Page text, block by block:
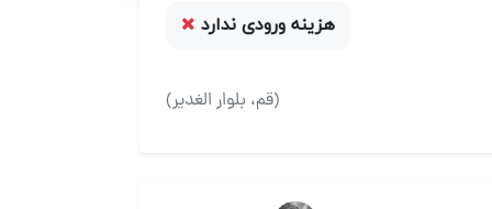
هزینه ورودی ندارد
(قم، بلوار الغدیر)